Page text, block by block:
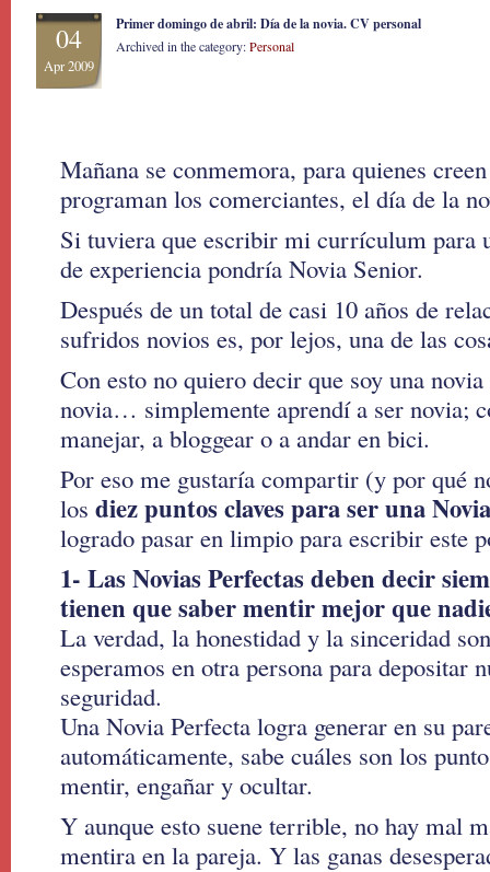
04
Apr 2009
Primer domingo de abril: Día de la novia. CV personal
Archived in the category:Personal
Mañana se conmemora, para quienes
programan los comerciantes, el día de la
Si tuviera que escribir mi currículum para
de experiencia pondría Novia Senior.
Después de un total de casi 10 años de
sufridos novios es, por lejos, una de las
Con esto no quiero decir que soy una
novia… simplemente aprendí a ser novia;
manejar, a bloggear o a andar en bici.
Por eso me gustaría compartir (y por qué
los diez puntos claves para ser una
logrado pasar en limpio para escribir este
1- Las Novias Perfectas deben decir
tienen que saber mentir mejor que
La verdad, la honestidad y la sinceridad
esperamos en otra persona para depositar
seguridad.
Una Novia Perfecta logra generar en su
automáticamente, sabe cuáles son los
mentir, engañar y ocultar.
Y aunque esto suene terrible, no hay mal
mentira en la pareja. Y las ganas